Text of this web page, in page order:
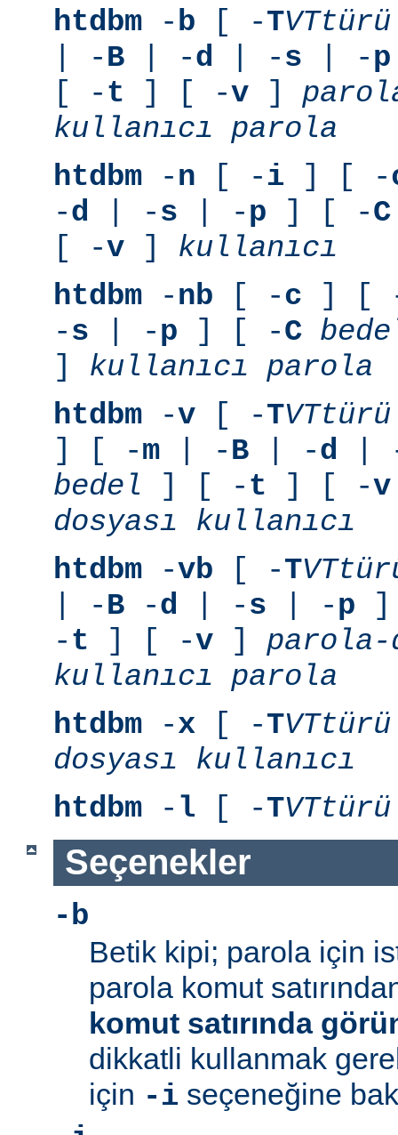
htdbm -b [ -TVTtürü
| -B | -d | -s | -p
[ -t ] [ -v ]
kullanıcı
parola
htdbm -n [ -i ] [ -
-d | -s | -p ] [ -C
[ -v ] kullanıcı
htdbm -nb [ -c ] [
-s | -p ] [ -C
] kullanıcı
parola
htdbm -v [ -TVTtürü
] [ -m | -B | -d |
bedel ] [ -t ] [ -v
dosyası
kullanıcı
htdbm -vb [ -T
| -B -d | -s | -p ]
-t ] [ -v ] parola-
kullanıcı
parola
htdbm -x [ -TVTtürü
dosyası
kullanıcı
htdbm - l [ -TVTtürü
Seçenekler
-b
Betik kipi; parola için
parola komut
komut satırında
dikkatli kullanmak
için -i seçeneğine